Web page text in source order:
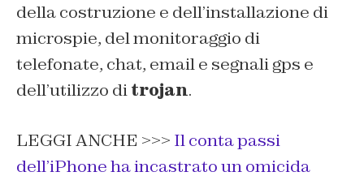
della costruzione e dell’installazione di
microspie, del monitoraggio di
telefonate, chat, email e segnali gps e
dell’utilizzo ditrojan.
LEGGI ANCHE >>> Il conta passi
dell’iPhone ha incastrato un omicida